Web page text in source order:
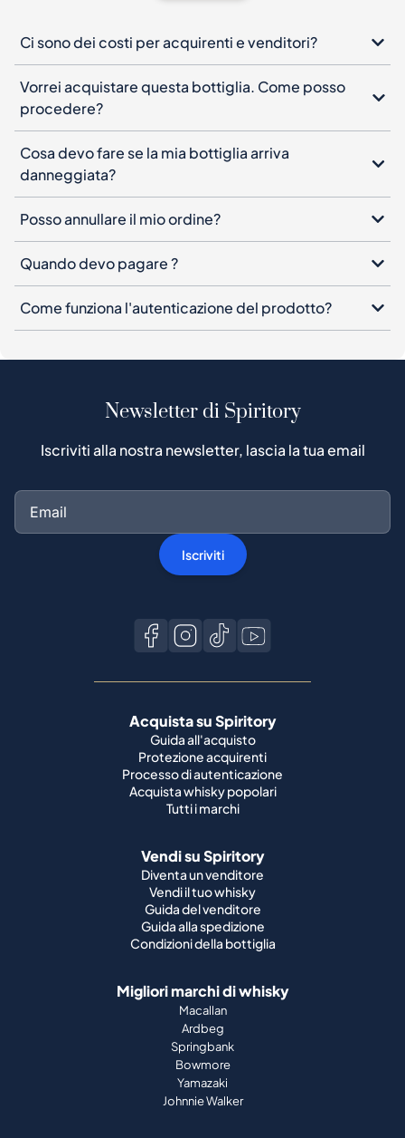
Ci sono dei costi per acquirenti e venditori?
Vorrei acquistare questa bottiglia. Come posso
procedere?
Cosa devo fare se la mia bottiglia arriva
danneggiata?
Posso annullare il mio ordine?
Quando devo pagare ?
Come funziona l'autenticazione del prodotto?
Newsletter di Spiritory
Iscriviti alla nostra newsletter, lascia la tua email
Iscriviti
Acquista su Spiritory
Guida all'acquisto
Protezione acquirenti
Processo di autenticazione
Acquista whisky popolari
Tutti i marchi
Vendi su Spiritory
Diventa un venditore
Vendi il tuo whisky
Guida del venditore
Guida alla spedizione
Condizioni della bottiglia
Migliori marchi di whisky
Macallan
Ardbeg
Springbank
Bowmore
Yamazaki
Johnnie Walker